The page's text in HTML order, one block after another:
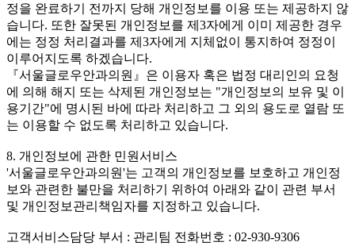
정을 완료하기 전까지 당해 개인정보를 이용 또는 제공하지 않
습니다. 또한 잘못된 개인정보를 제3자에게 이미 제공한 경우
에는 정정 처리결과를 제3자에게 지체없이 통지하여 정정이
이루어지도록 하겠습니다.
『서울글로우안과의원』은 이용자 혹은 법정 대리인의 요청
에 의해 해지 또는 삭제된 개인정보는 "개인정보의 보유 및 이
용기간"에 명시된 바에 따라 처리하고 그 외의 용도로 열람 또
는 이용할 수 없도록 처리하고 있습니다.
8. 개인정보에 관한 민원서비스
'서울글로우안과의원'는 고객의 개인정보를 보호하고 개인정
보와 관련한 불만을 처리하기 위하여 아래와 같이 관련 부서
및 개인정보관리책임자를 지정하고 있습니다.
고객서비스담당 부서 : 관리팀 전화번호 : 02-930-9306